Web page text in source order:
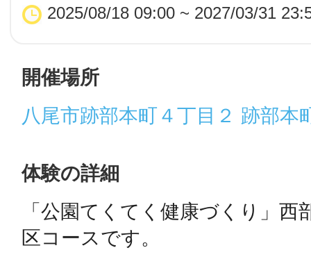
2025/08/18 09:00 ~ 2027/03/31
開催場所
八尾市跡部本町４丁目２ 跡部本
体験の詳細
「公園てくてく健康づくり」
区コースです。